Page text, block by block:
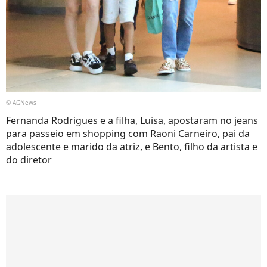
© AGNews
Fernanda Rodrigues e a filha, Luisa, apostaram no jeans
para passeio em shopping com Raoni Carneiro, pai da
adolescente e marido da atriz, e Bento, filho da artista e
do diretor